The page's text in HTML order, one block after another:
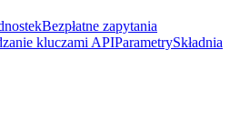
Bezpłatne zapytania
kluczami APIParametrySkładnia